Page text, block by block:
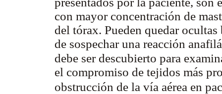
con mayor concentración de
del tórax. Pueden quedar
de sospechar una reacción
debe ser descubierto para
el compromiso de tejidos más
obstrucción de la vía aérea en